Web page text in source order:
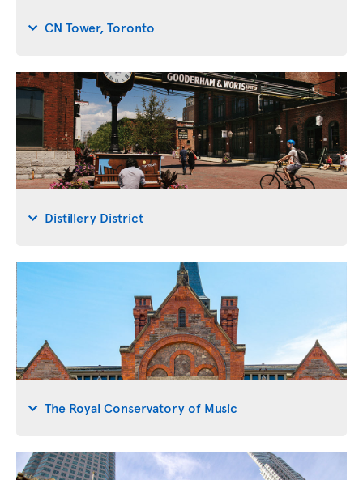
CN Tower, Toronto
Distillery District
The Royal Conservatory of Music